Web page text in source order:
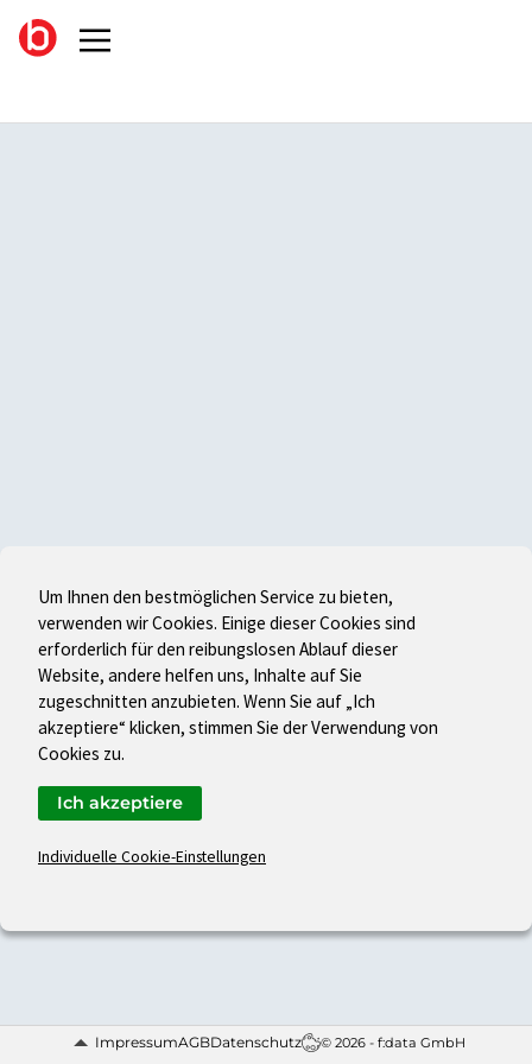
ImpressumAGBDatenschutz © 2026 - f:data GmbH
Um Ihnen den bestmöglichen Service zu bieten,
verwenden wir Cookies. Einige dieser Cookies sind
erforderlich für den reibungslosen Ablauf dieser
Website, andere helfen uns, Inhalte auf Sie
zugeschnitten anzubieten. Wenn Sie auf „Ich
akzeptiere“ klicken, stimmen Sie der Verwendung von
Cookies zu.
Individuelle Cookie-Einstellungen
Ich akzeptiere